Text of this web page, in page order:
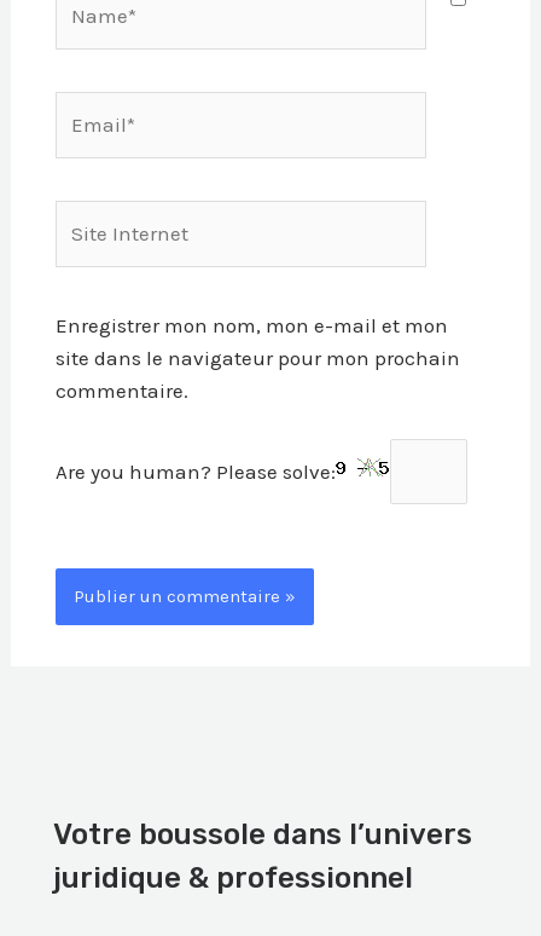
Internet
Enregistrer mon nom, mon e-mail et mon
site dans le navigateur pour mon prochain
commentaire.
Are you human? Please solve:
Votre boussole dans l’univers
juridique & professionnel